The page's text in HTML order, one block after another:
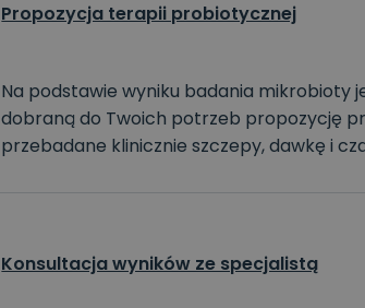
Propozycja terapii probiotycznej
Na podstawie wyniku badania mikrobioty
dobraną do Twoich potrzeb propozycję
przebadane klinicznie szczepy, dawkę i
Konsultacja wyników ze specjalistą